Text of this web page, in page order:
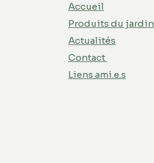
Accueil
Produits du jardin
Actualités
Contact
Liens ami.e.s